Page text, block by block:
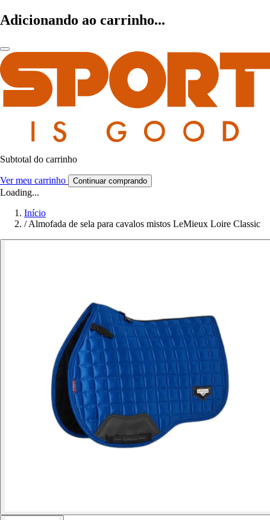
Adicionando ao carrinho...
Subtotal do carrinho
Ver meu carrinho Continuar comprando
Loading...
Início
/Almofada de sela para cavalos mistos LeMieux Loire Classic